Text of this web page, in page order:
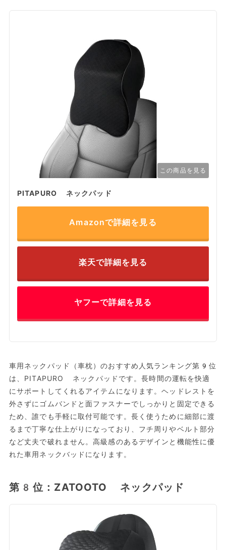
この商品を見る
PITAPURO ネックパッド
Amazonで詳細を見る
楽天で詳細を見る
ヤフーで詳細を見る
車用ネックパッド（車枕）のおすすめ人気ランキング第9位
は、PITAPURO ネックパッドです。長時間の運転を快適
にサポートしてくれるアイテムになります。ヘッドレストを
外さずにゴムバンドと面ファスナーでしっかりと固定できる
ため、誰でも手軽に取付可能です。長く使うために細部に渡
るまで丁寧な仕上がりになっており、フチ周りやベルト部分
など丈夫で破れません。高級感のあるデザインと機能性に優
れた車用ネックバッドになります。
第8位：ZATOOTO ネックパッド